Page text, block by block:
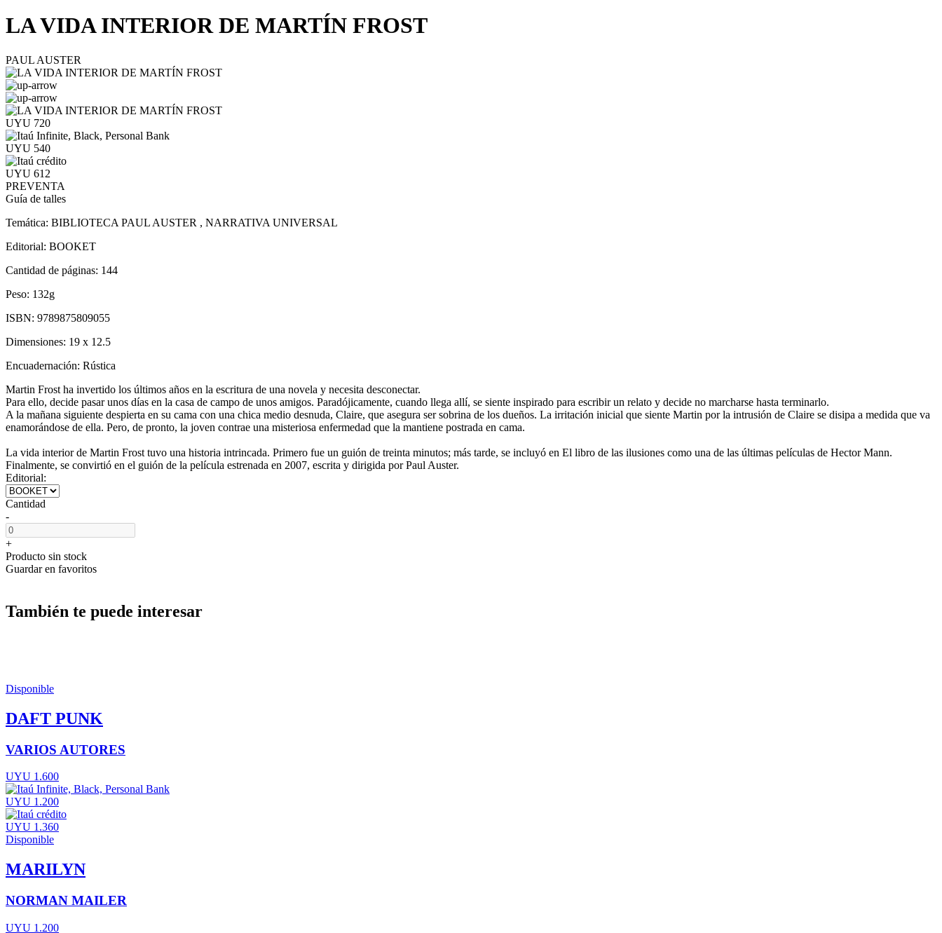
LA VIDA INTERIOR DE MARTÍN FROST
PAUL AUSTER
UYU 720
UYU 540
UYU 612
PREVENTA
Guía de talles
Temática: BIBLIOTECA PAUL AUSTER , NARRATIVA UNIVERSAL
Editorial: BOOKET
Cantidad de páginas: 144
Peso: 132g
ISBN: 9789875809055
Dimensiones: 19 x 12.5
Encuadernación: Rústica
Martin Frost ha invertido los últimos años en la escritura de una novela y necesita desconectar.
Para ello, decide pasar unos días en la casa de campo de unos amigos. Paradójicamente, cuando llega allí, se siente inspirado para escribir un relato y decide no marcharse hasta terminarlo.
A la mañana siguiente despierta en su cama con una chica medio desnuda, Claire, que asegura ser sobrina de los dueños. La irritación inicial que siente Martin por la intrusión de Claire se disipa a medida que va
enamorándose de ella. Pero, de pronto, la joven contrae una misteriosa enfermedad que la mantiene postrada en cama.
La vida interior de Martin Frost tuvo una historia intrincada. Primero fue un guión de treinta minutos; más tarde, se incluyó en El libro de las ilusiones como una de las últimas películas de Hector Mann.
Finalmente, se convirtió en el guión de la película estrenada en 2007, escrita y dirigida por Paul Auster.
Editorial:
Cantidad
-
+
Producto sin stock
Guardar en favoritos
También te puede interesar
Disponible
DAFT PUNK
VARIOS AUTORES
UYU 1.600
UYU 1.200
UYU 1.360
Disponible
MARILYN
NORMAN MAILER
UYU 1.200